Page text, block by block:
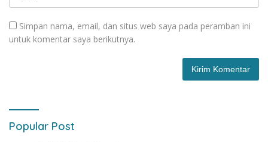
Simpan nama, email, dan situs web saya pada peramban ini
untuk komentar saya berikutnya.
Popular Post